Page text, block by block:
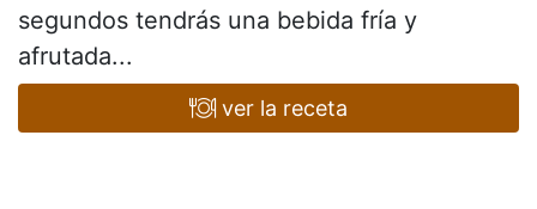
segundos tendrás una bebida fría y
afrutada...
ver la receta